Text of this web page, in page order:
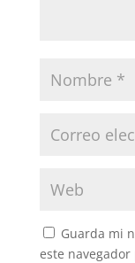
Guarda mi
este